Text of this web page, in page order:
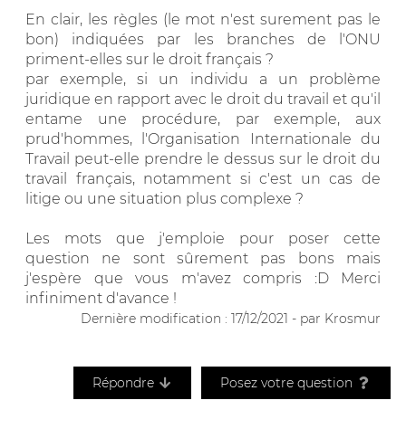
En clair, les règles (le mot n'est surement pas le
bon) indiquées par les branches de l'ONU
priment-elles sur le droit français ?
par exemple, si un individu a un problème
juridique en rapport avec le droit du travail et qu'il
entame une procédure, par exemple, aux
prud'hommes, l'Organisation Internationale du
Travail peut-elle prendre le dessus sur le droit du
travail français, notamment si c'est un cas de
litige ou une situation plus complexe ?
Les mots que j'emploie pour poser cette
question ne sont sûrement pas bons mais
j'espère que vous m'avez compris :D Merci
infiniment d'avance !
Dernière modification : 17/12/2021 - par Krosmur
Répondre Posez votre question